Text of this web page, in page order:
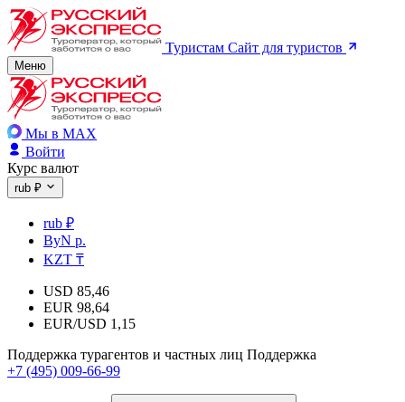
Туристам Сайт для туристов
Меню
Мы в MAX
Войти
Курс валют
rub ₽
rub ₽
ByN р.
KZT ₸
USD 85,46
EUR 98,64
EUR/USD 1,15
Поддержка турагентов и частных лиц Поддержка
+7 (495) 009-66-99